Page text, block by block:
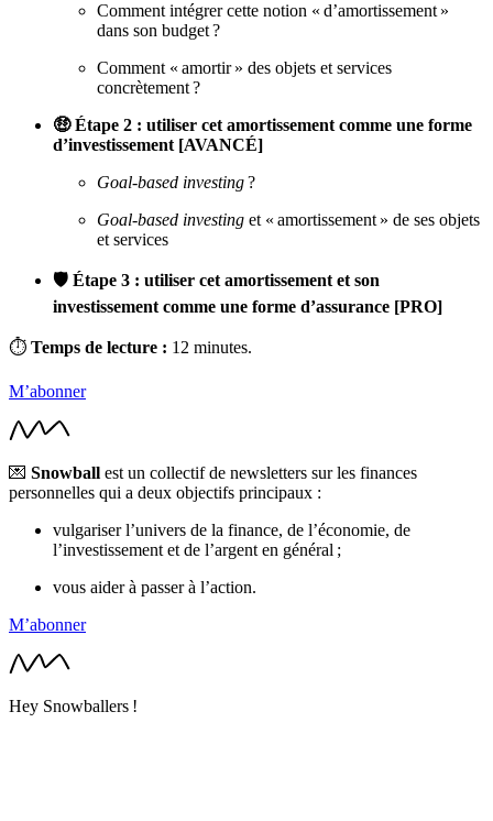
Comment intégrer cette notion « d’amortissement »
dans son budget ?
Comment « amortir » des objets et services
concrètement ?
🤑 Étape 2 : utiliser cet amortissement comme une forme
d’investissement [AVANCÉ]
Goal-based investing?
Goal-based investing et « amortissement » de ses objets
et services
🛡️ Étape 3 : utiliser cet amortissement et son
investissement comme une forme d’assurance [PRO]
⏱ Temps de lecture : 12 minutes.
M’abonner
💌 Snowball est un collectif de newsletters sur les finances
personnelles qui a deux objectifs principaux :
vulgariser l’univers de la finance, de l’économie, de
l’investissement et de l’argent en général ;
vous aider à passer à l’action.
M’abonner
Hey Snowballers !